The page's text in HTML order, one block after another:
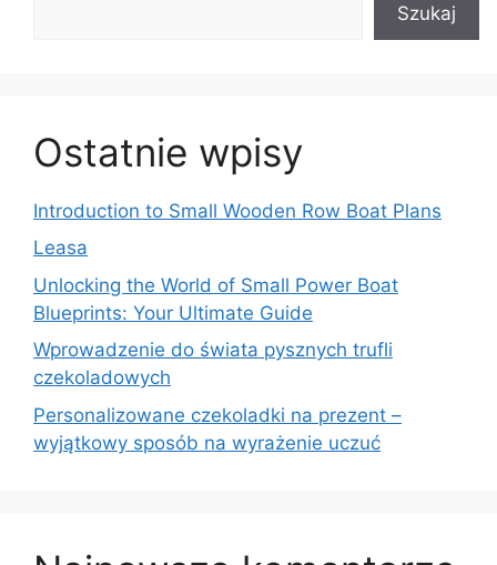
Szukaj
Ostatnie wpisy
Introduction to Small Wooden Row Boat Plans
Leasa
Unlocking the World of Small Power Boat
Blueprints: Your Ultimate Guide
Wprowadzenie do świata pysznych trufli
czekoladowych
Personalizowane czekoladki na prezent –
wyjątkowy sposób na wyrażenie uczuć